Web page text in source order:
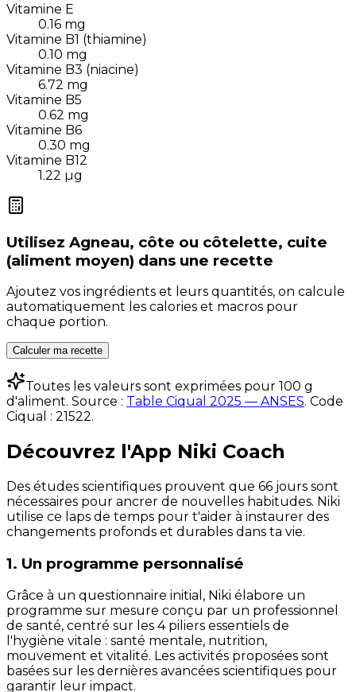
Vitamine E
0.16 mg
Vitamine B1 (thiamine)
0.10 mg
Vitamine B3 (niacine)
6.72 mg
Vitamine B5
0.62 mg
Vitamine B6
0.30 mg
Vitamine B12
1.22 µg
Utilisez Agneau, côte ou côtelette, cuite
(aliment moyen) dans une recette
Ajoutez vos ingrédients et leurs quantités, on calcule
automatiquement les calories et macros pour
chaque portion.
Calculer ma recette
Toutes les valeurs sont exprimées pour 100 g
d'aliment. Source : Table Ciqual 2025 — ANSES. Code
Ciqual : 21522.
Découvrez l'App Niki Coach
Des études scientifiques prouvent que 66 jours sont
nécessaires pour ancrer de nouvelles habitudes. Niki
utilise ce laps de temps pour t'aider à instaurer des
changements profonds et durables dans ta vie.
1. Un programme personnalisé
Grâce à un questionnaire initial, Niki élabore un
programme sur mesure conçu par un professionnel
de santé, centré sur les 4 piliers essentiels de
l'hygiène vitale : santé mentale, nutrition,
mouvement et vitalité. Les activités proposées sont
basées sur les dernières avancées scientifiques pour
garantir leur impact.